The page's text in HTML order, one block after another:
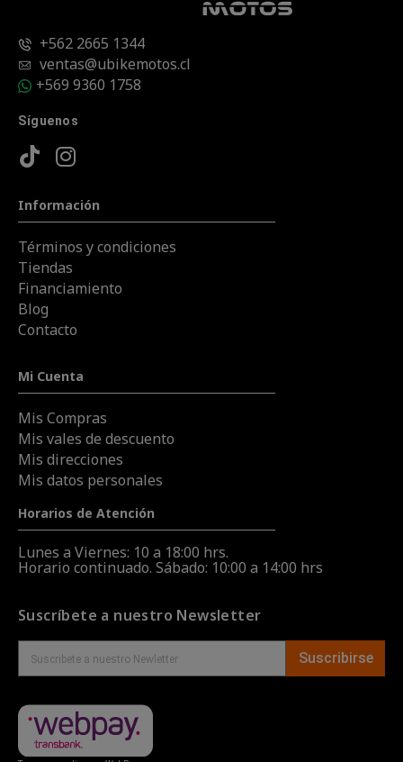
+562 2665 1344
ventas@ubikemotos.cl
+569 9360 1758
Síguenos
Información
Términos y condiciones
Tiendas
Financiamiento
Blog
Contacto
Mi Cuenta
Mis Compras
Mis vales de descuento
Mis direcciones
Mis datos personales
Horarios de Atención
Lunes a Viernes: 10 a 18:00 hrs.
Horario continuado. Sábado: 10:00 a 14:00 hrs
Suscríbete a nuestro Newsletter
Suscribirse